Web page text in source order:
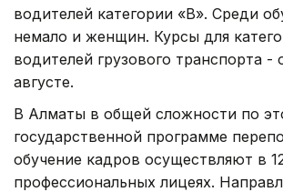
водителей категории «В». Среди
немало и женщин. Курсы для
водителей грузового транспорта -
августе.
В Алматы в общей сложности по
государственной программе
обучение кадров осуществляют в
профессиональных лицеях.